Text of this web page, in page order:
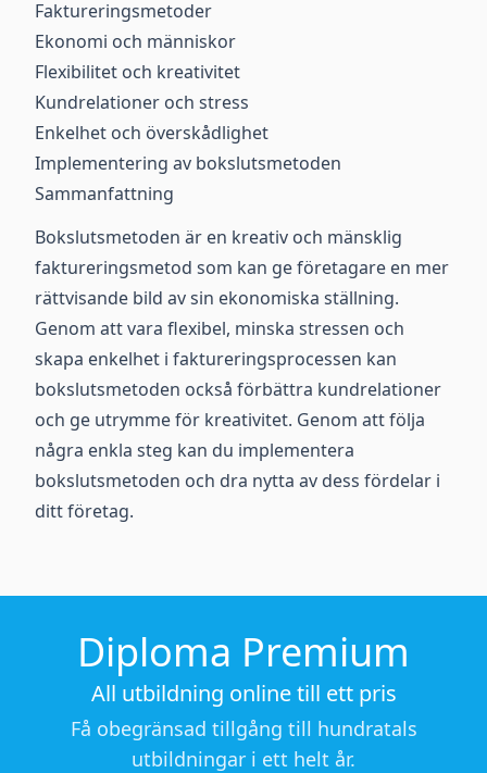
Faktureringsmetoder
Ekonomi och människor
Flexibilitet och kreativitet
Kundrelationer och stress
Enkelhet och överskådlighet
Implementering av bokslutsmetoden
Sammanfattning
Bokslutsmetoden är en kreativ och mänsklig
faktureringsmetod som kan ge företagare en mer
rättvisande bild av sin ekonomiska ställning.
Genom att vara flexibel, minska stressen och
skapa enkelhet i faktureringsprocessen kan
bokslutsmetoden också förbättra kundrelationer
och ge utrymme för kreativitet. Genom att följa
några enkla steg kan du implementera
bokslutsmetoden och dra nytta av dess fördelar i
ditt företag.
Diploma Premium
All utbildning online till ett pris
Få obegränsad tillgång till hundratals
utbildningar i ett helt år.